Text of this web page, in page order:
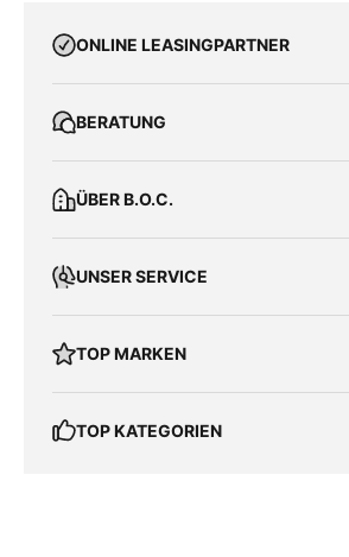
ONLINE LEASINGPARTNER
BERATUNG
ÜBER B.O.C.
UNSER SERVICE
TOP MARKEN
TOP KATEGORIEN